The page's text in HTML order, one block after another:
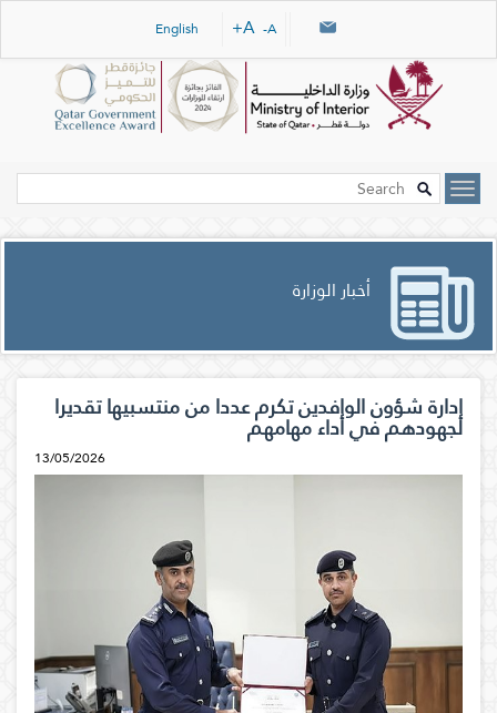
Skip navigation links
A-
A+
English
أخبار الوزارة
إدارة شؤون الوافدين تكرم عددا من منتسبيها تقديرا
لجهودهم في أداء مهامهم
13/05/2026